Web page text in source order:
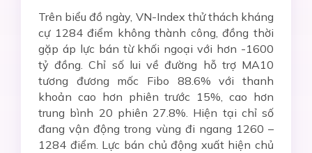
Trên biểu đồ ngày, VN-Index thử thách kháng
cự 1284 điểm không thành công, đồng thời
gặp áp lực bán từ khối ngoại với hơn -1600
tỷ đồng. Chỉ số lui về đường hỗ trợ MA10
tương đương mốc Fibo 88.6% với thanh
khoản cao hơn phiên trước 15%, cao hơn
trung bình 20 phiên 27.8%. Hiện tại chỉ số
đang vận động trong vùng đi ngang 1260 –
1284 điểm. Lực bán chủ động xuất hiện chủ